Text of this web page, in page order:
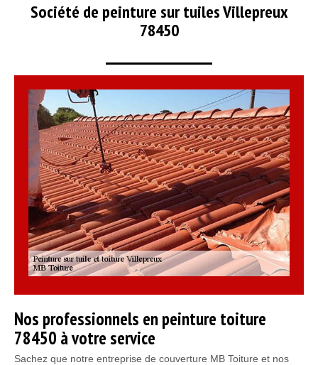
Société de peinture sur tuiles Villepreux
78450
Nos professionnels en peinture toiture
78450 à votre service
Sachez que notre entreprise de couverture MB Toiture et nos